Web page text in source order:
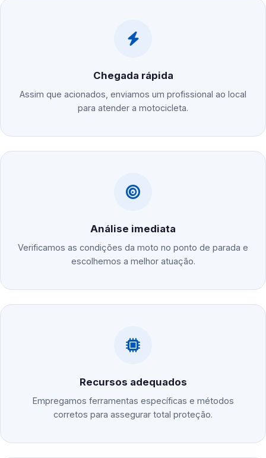
Chegada rápida
Assim que acionados, enviamos um profissional ao local
para atender a motocicleta.
Análise imediata
Verificamos as condições da moto no ponto de parada e
escolhemos a melhor atuação.
Recursos adequados
Empregamos ferramentas específicas e métodos
corretos para assegurar total proteção.